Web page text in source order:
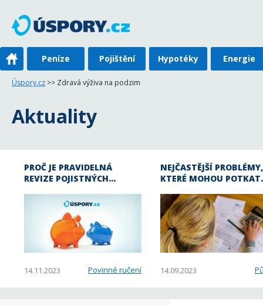
Peníze Pojištění Hypotéky Energie
Úspory.cz >> Zdravá výživa na podzim
Aktuality
PROČ JE PRAVIDELNÁ
REVIZE POJISTNÝCH…
14.11.2023 Povinné ručení
NEJČASTĚJŠÍ PROBLÉMY,
KTERÉ MOHOU
14.09.2023